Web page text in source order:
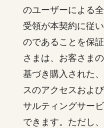
のユーザーによる
受領が本契約に従
のであることを保
さまは、お客さま
基づき購入された
スのアクセスおよ
サルティングサー
できます。ただし